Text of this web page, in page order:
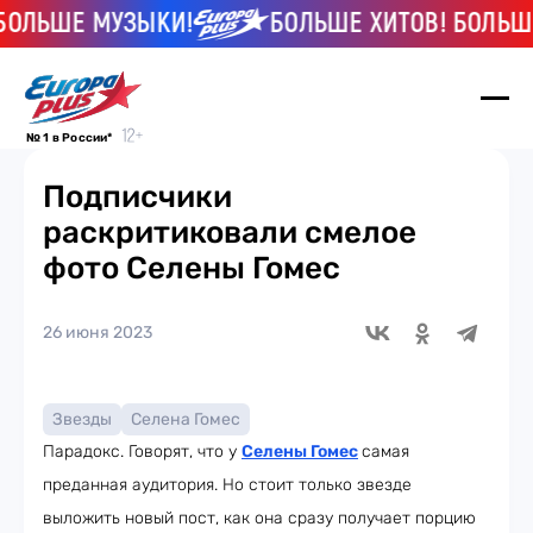
МУЗЫКИ! БОЛЬШЕ ХИТОВ!
№ 1 в России*
Подписчики
раскритиковали смелое
фото Селены Гомес
26 июня 2023
Звезды
Селена Гомес
Парадокс. Говорят, что у Селены Гомессамая
преданная аудитория. Но стоит только звезде
выложить новый пост, как она сразу получает порцию